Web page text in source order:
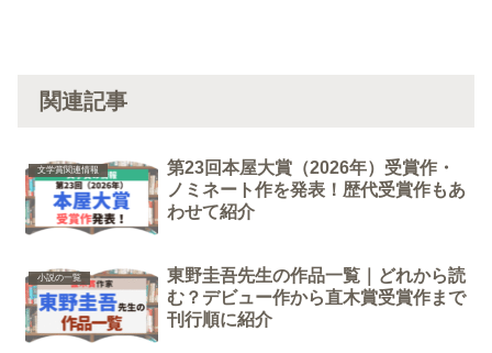
関連記事
文学賞関連情報
第23回本屋大賞（2026年）受賞作・
ノミネート作を発表！歴代受賞作もあ
わせて紹介
小説の一覧
東野圭吾先生の作品一覧｜どれから読
む？デビュー作から直木賞受賞作まで
刊行順に紹介